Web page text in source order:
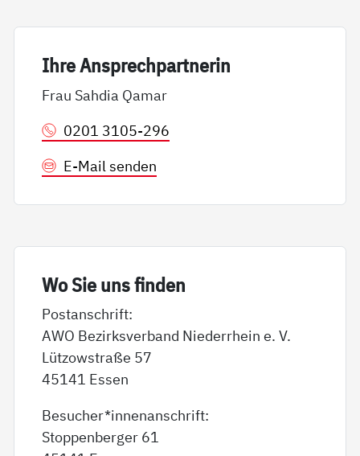
Ih­re An­sp­rech­part­ne­rin
Frau Sahdia Qamar
0201 3105-296
E-Mail senden
Wo Sie uns fin­den
Postanschrift:
AWO Bezirksverband Niederrhein e. V.
Lützowstraße 57
45141 Essen
Besucher*innenanschrift:
Stoppenberger 61